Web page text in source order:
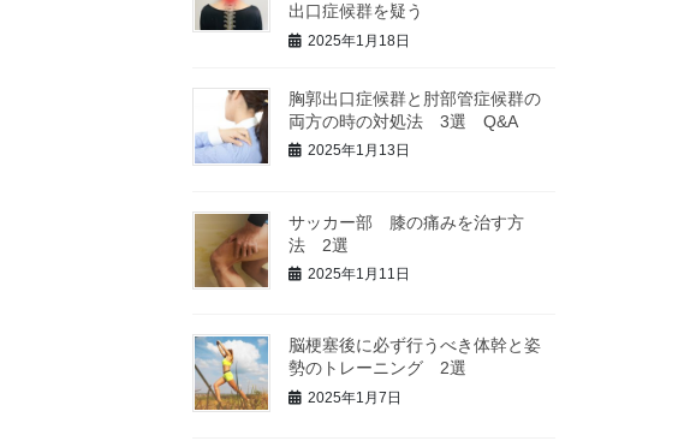
出口症候群を疑う
2025年1月18日
胸郭出口症候群と肘部管症候群の
両方の時の対処法 3選 Q&A
2025年1月13日
サッカー部 膝の痛みを治す方
法 2選
2025年1月11日
脳梗塞後に必ず行うべき体幹と姿
勢のトレーニング 2選
2025年1月7日